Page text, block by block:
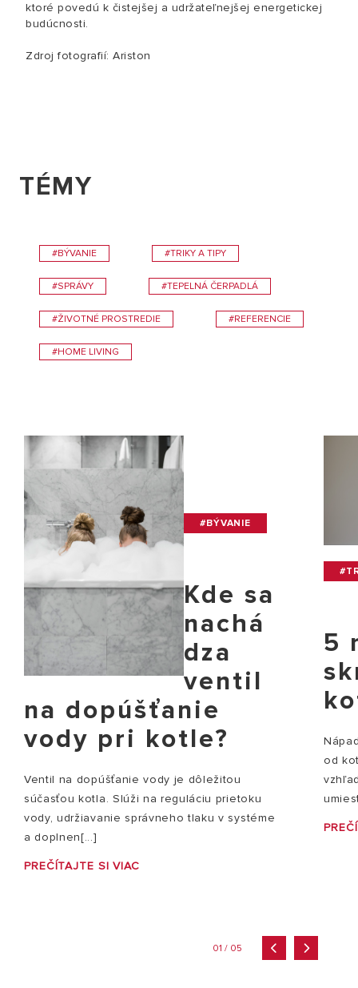
ktoré povedú k čistejšej a udržateľnejšej energetickej
budúcnosti.
Zdroj fotografií: Ariston
TÉMY
#BÝVANIE #TRIKY A TIPY
#SPRÁVY #TEPELNÁ ČERPADLÁ
#ŽIVOTNÉ PROSTREDIE #REFERENCIE
#HOME LIVING
#BÝVANIE
Kde sa
nachá
dza
ventil
na dopúšťanie
vody pri kotle?
Ventil na dopúšťanie vody je dôležitou
súčasťou kotla. Slúži na reguláciu prietoku
vody, udržiavanie správneho tlaku v systéme
a doplnen[...]
PREČÍTAJTE SI VIAC
5
od
01 / 05